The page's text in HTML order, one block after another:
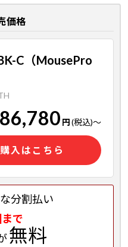
価格
C（MousePro
円(税込)～
入はこちら
分割払い
まで
無料